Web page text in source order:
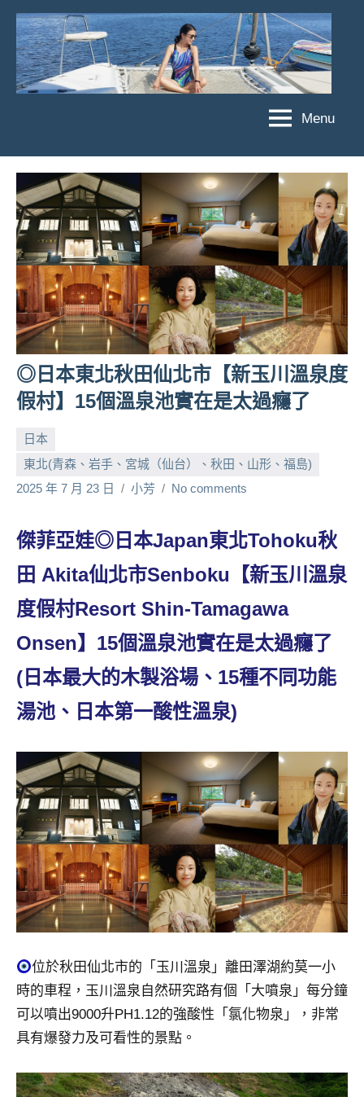
Skip
content
菲
亞
娃
JEFFIA
FANG
亞
娃
粉
絲
團、
主
題
旅
遊、
達
人
帶
旅
遊
賓、
金
探
號
節
班
外
節
目
主
持、
吳
哥
窟
泰
國
旅
書
作
者、
發
會
Menu
◎日本東北秋田仙北市【新玉川溫泉度
假村】15個溫泉池實在是太過癮了
日本
東北(青森、岩手、宮城（仙台）、秋田、山形、福島)
2025 年 7 月 23 日
小芳 No comments
傑菲亞娃◎日本Japan東北Tohoku秋
田 Akita仙北市Senboku【新玉川溫泉
度假村Resort Shin-Tamagawa
Onsen】15個溫泉池實在是太過癮了
(日本最大的木製浴場、15種不同功能
湯池、日本第一酸性溫泉)
位於秋田仙北市的「玉川溫泉」離田澤湖約莫一小
時的車程，玉川溫泉自然研究路有個「大噴泉」每分鐘
可以噴出9000升PH1.12的強酸性「氯化物泉」，非常
具有爆發力及可看性的景點。